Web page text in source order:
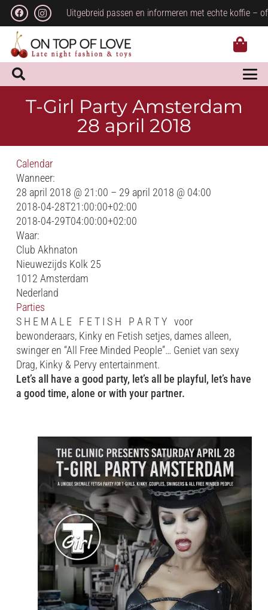
Uitgebreid passen en informeren met echte koffie –
T-Girl Party Amsterdam
28 april 2018
Calendar
Wanneer:
28 april 2018 @ 21:00 – 29 april 2018 @ 04:00
2018-04-28T21:00:00+02:00
2018-04-29T04:00:00+02:00
Waar:
Club Akhnaton
Nieuwezijds Kolk 25
1012 Amsterdam
Nederland
Parties
S H E M A L E F E T I S H P A R T Y voor
bewonderaars, Kinky en Fetish setjes, dames alleen,
swinger en “All Free Minded People”… Geniet van sexy
Drag, Kinky & Pervy entertainment.
Let’s all have a good party, let’s all be playful, let’s have
a good time, alone or with your partner.